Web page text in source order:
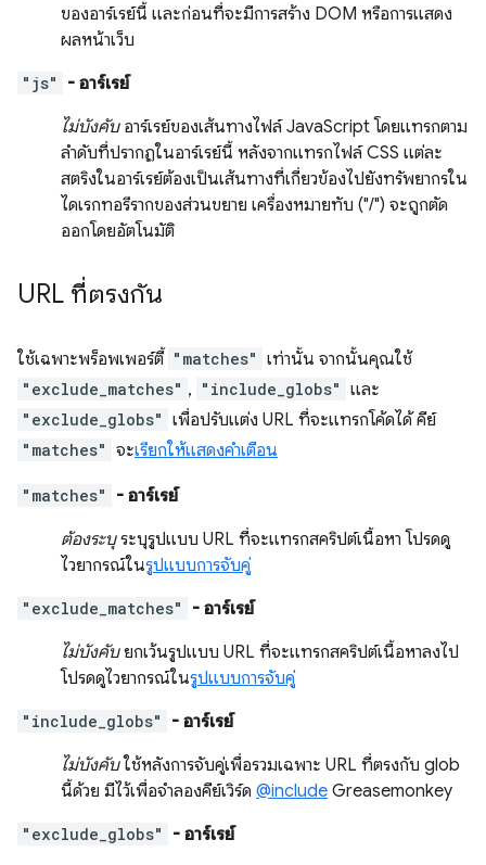
ของอาร์เรย์นี้ และก่อนที่จะมีการสร้าง DOM หรือการแสดง
ผลหน้าเว็บ
"js"
- อาร์เรย์
ไม่บังคับอาร์เรย์ของเส้นทางไฟล์ JavaScript โดยแทรกตาม
ลำดับที่ปรากฏในอาร์เรย์นี้ หลังจากแทรกไฟล์ CSS แต่ละ
สตริงในอาร์เรย์ต้องเป็นเส้นทางที่เกี่ยวข้องไปยังทรัพยากรใน
ไดเรกทอรีรากของส่วนขยาย เครื่องหมายทับ ("/") จะถูกตัด
ออกโดยอัตโนมัติ
URL ที่ตรงกัน
ใช้เฉพาะพร็อพเพอร์ตี้ "matches" เท่านั้น จากนั้นคุณใช้
"exclude_matches" , "include_globs" และ
"exclude_globs" เพื่อปรับแต่ง URL ที่จะแทรกโค้ดได้ คีย์
"matches" จะเรียกให้แสดงคำเตือน
"matches"
- อาร์เรย์
ต้องระบุระบุรูปแบบ URL ที่จะแทรกสคริปต์เนื้อหา โปรดดู
ไวยากรณ์ในรูปแบบการจับคู่
"exclude_matches"
- อาร์เรย์
ไม่บังคับยกเว้นรูปแบบ URL ที่จะแทรกสคริปต์เนื้อหาลงไป
โปรดดูไวยากรณ์ในรูปแบบการจับคู่
"include_globs"
- อาร์เรย์
ไม่บังคับใช้หลังการจับคู่เพื่อรวมเฉพาะ URL ที่ตรงกับ glob
นี้ด้วย มีไว้เพื่อจำลองคีย์เวิร์ด @include Greasemonkey
"exclude_globs" - อาร์เรย์